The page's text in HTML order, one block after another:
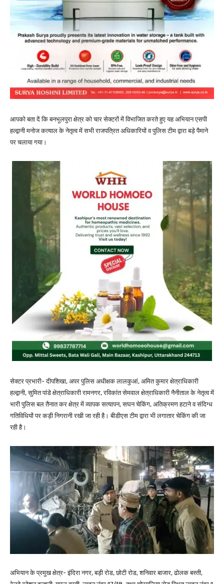
आपको बता दें कि बनभूलपुरा क्षेत्र को चार सेक्टरों में विभाजित करते हुए यह अभियान एसपी
हल्द्वानी मनोज कत्याल के नेतृत्व में सभी राजपत्रित अधिकारियों व पुलिस टीम द्वारा बड़े पैमाने
पर चलाया गया।
सेक्टर प्रभारी- दीपशिखा, अपर पुलिस अधीक्षक लालकुआं, अमित कुमार क्षेत्राधिकारी
हल्द्वानी, सुमित पांडे क्षेत्राधिकारी रामनगर, रविकांत सेमवाल क्षेत्राधिकारी नैनीताल के नेतृत्व में
भारी पुलिस बल तैनात कर क्षेत्र में व्यापक सत्यापन, सघन चेकिंग, अतिक्रमण हटाने व संदिग्ध
गतिविधियों पर कड़ी निगरानी रखी जा रही है। बीडीएस टीम द्वारा भी लगातार चेकिंग की जा
रही है।
अभियान के प्रमुख क्षेत्र- इंदिरा नगर, बड़ी रोड, छोटी रोड, शनिवार बाजार, ढोलक बस्ती,